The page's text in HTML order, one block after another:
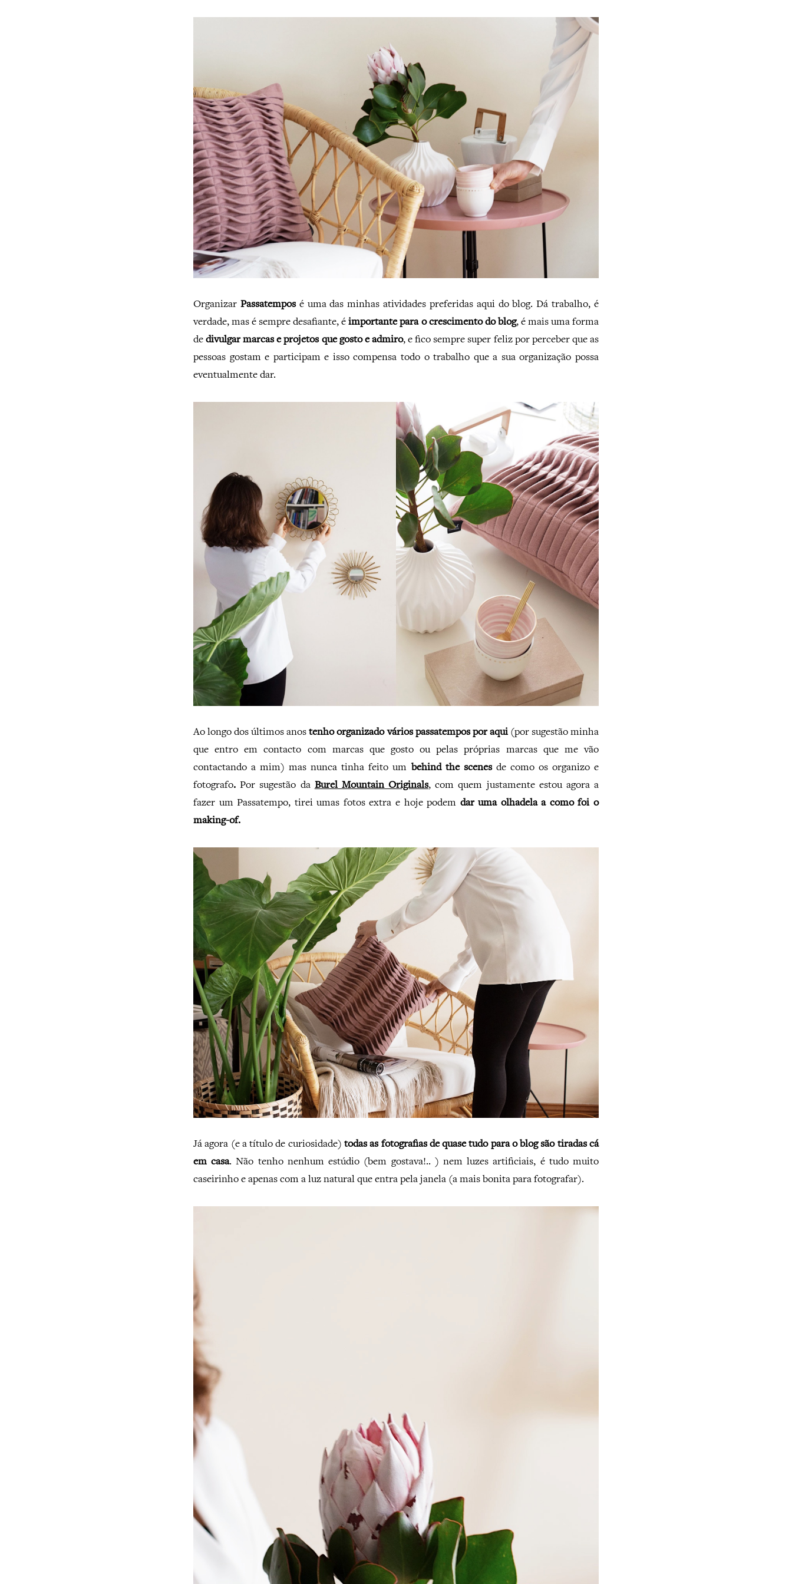
Organizar Passatempos é uma das minhas atividades preferidas aqui do blog. Dá trabalho, é
verdade, mas é sempre desafiante, éimportante para o crescimento do blog, é mais uma forma
dedivulgar marcas e projetos que gosto e admiro, e fico sempre super feliz por perceber que as
pessoas gostam e participam e isso compensa todo o trabalho que a sua organização possa
eventualmente dar.
Ao longo dos últimos anostenho organizado vários passatempos por aqui (por sugestão minha
que entro em contacto com marcas que gosto ou pelas próprias marcas que me vão
contactando a mim) mas nunca tinha feito um behind the scenesde como os organizo e
fotografo.Por sugestão da Burel Mountain Originals, com quem justamente estou agora a
fazer um Passatempo, tirei umas fotos extra e hoje podem dar uma olhadela a como foi o
making-of.
Já agora (e a título de curiosidade) todas as fotografias de quase tudo para o blog são tiradas cá
em casa. Não tenho nenhum estúdio (bem gostava!.. ) nem luzes artificiais, é tudo muito
caseirinho e apenas com a luz natural que entra pela janela (a mais bonita para fotografar).